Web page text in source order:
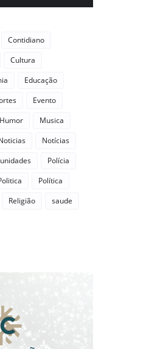
Contidiano
Cultura
Educação
Evento
Humor
Musica
Notícias
Polícia
Política
Religião
saude